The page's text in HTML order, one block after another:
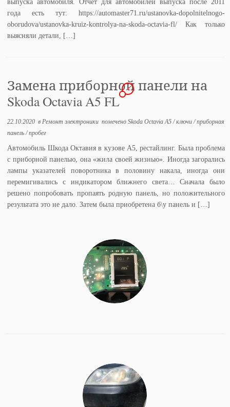
выпуска автомобиля. Отчёт для автомобилей выпуска после 2011
года есть тут: https://automaster71.ru/ustanovka-dopolnitelnogo-
oborudova/ustanovka-kruiz-kontrolya-na-skoda-octavia-fl/ Как только
выясняли детали, […]
Замена приборной панели на
Skoda Octavia A5 FL
4
22.10.2020 в Ремонт электроники помеченоSkoda Octavia A5/ключи/приборная
панель/пробег
Автомобиль Шкода Октавия в кузове А5, рестайлинг. Была проблема
с приборной панелью, она «жила своей жизнью». Иногда загорались
лампы указателей поворотника в половину накала, иногда они
перемигивались с индикатором ближнего света… Сначала было
решено попробовать пропаять родную панель, но положительного
результата это не дало. Затем была приобретена б\у панель и […]